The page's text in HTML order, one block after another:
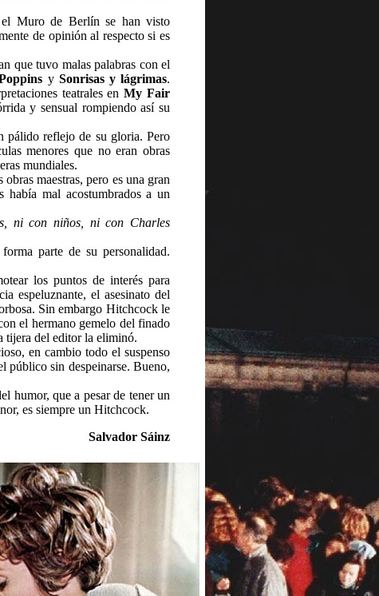
el Muro de Berlín se han visto
de opinión al respecto si es
que tuvo malas palabras con el
y Sonrisas y lágrimas.
teatrales enMy Fair
y sensual rompiendo así su
pálido reflejo de su gloria. Pero
menores que no eran obras
mundiales.
maestras, pero es una gran
mal acostumbrados a un
ni con niños, ni con Charles
parte de su personalidad.
los puntos de interés para
espeluznante, el asesinato del
Sin embargo Hitchcock le
el hermano gemelo del finado
tijera del editor la eliminó.
en cambio todo el suspenso
público sin despeinarse. Bueno,
humor, que a pesar de tener un
es siempre un Hitchcock.
Salvador Sáinz